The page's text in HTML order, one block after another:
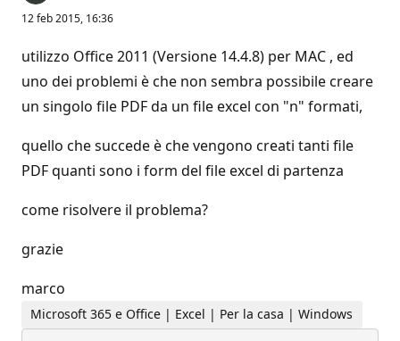
12 feb 2015, 16:36
utilizzo Office 2011 (Versione 14.4.8) per MAC , ed
uno dei problemi è che non sembra possibile creare
un singolo file PDF da un file excel con "n" formati,
quello che succede è che vengono creati tanti file
PDF quanti sono i form del file excel di partenza
come risolvere il problema?
grazie
marco
Microsoft 365 e Office | Excel | Per la casa | Windows